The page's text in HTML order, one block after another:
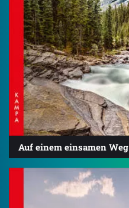
Auf einem einsamen Weg